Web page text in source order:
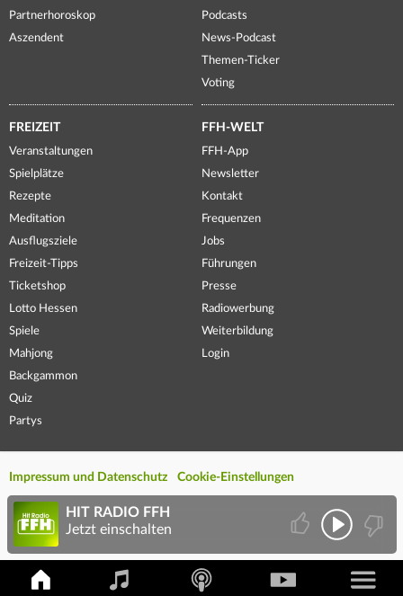
Partnerhoroskop
Aszendent
Podcasts
News-Podcast
Themen-Ticker
Voting
FREIZEIT
Veranstaltungen
Spielplätze
Rezepte
Meditation
Ausflugsziele
Freizeit-Tipps
Ticketshop
Lotto Hessen
Spiele
Mahjong
Backgammon
Quiz
Partys
FFH-WELT
FFH-App
Newsletter
Kontakt
Frequenzen
Jobs
Führungen
Presse
Radiowerbung
Weiterbildung
Login
Impressum und Datenschutz Cookie-Einstellungen
HIT RADIO FFH
Jetzt einschalten